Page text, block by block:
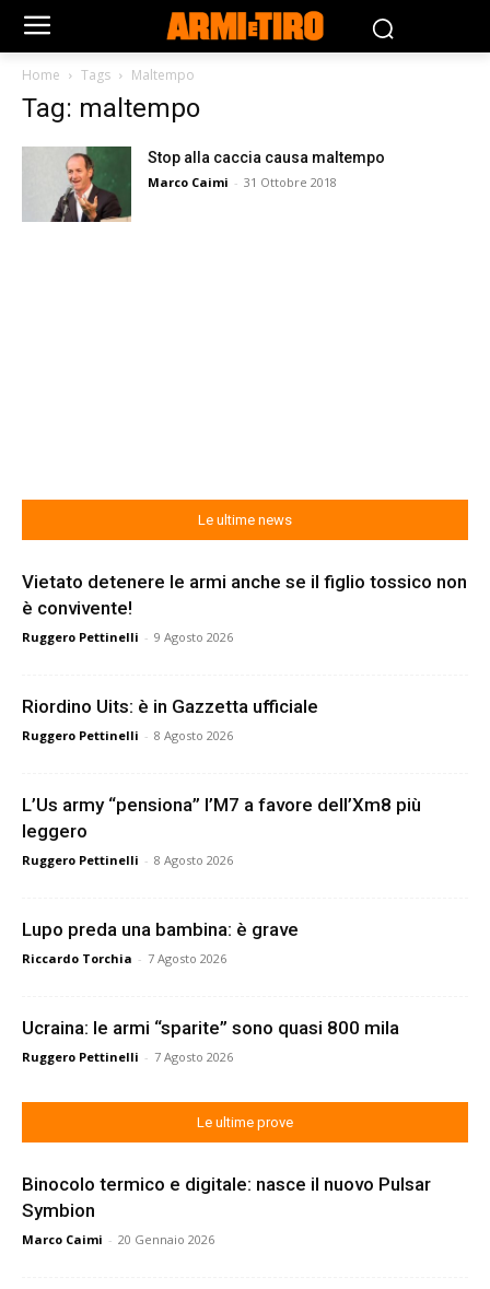
Home Tags Maltempo
Tag: maltempo
Stop alla caccia causa maltempo
Marco Caimi - 31 Ottobre 2018
Le ultime news
Vietato detenere le armi anche se il figlio tossico non
è convivente!
Ruggero Pettinelli - 9 Agosto 2026
Riordino Uits: è in Gazzetta ufficiale
Ruggero Pettinelli - 8 Agosto 2026
L’Us army “pensiona” l’M7 a favore dell’Xm8 più
leggero
Ruggero Pettinelli - 8 Agosto 2026
Lupo preda una bambina: è grave
Riccardo Torchia - 7 Agosto 2026
Ucraina: le armi “sparite” sono quasi 800 mila
Ruggero Pettinelli - 7 Agosto 2026
Le ultime prove
Binocolo termico e digitale: nasce il nuovo Pulsar
Symbion
Marco Caimi - 20 Gennaio 2026